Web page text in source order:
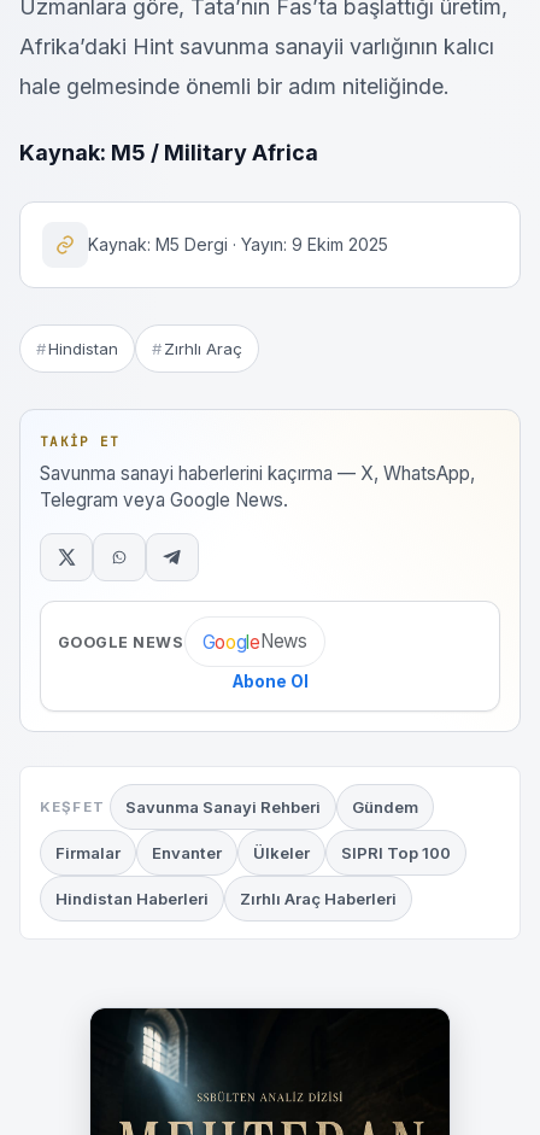
Uzmanlara göre, Tata’nın Fas’ta başlattığı üretim,
Afrika’daki Hint savunma sanayii varlığının kalıcı
hale gelmesinde önemli bir adım niteliğinde.
Kaynak: M5 / Military Africa
Kaynak: M5 Dergi · Yayın: 9 Ekim 2025
Hindistan Zırhlı Araç
TAKIP ET
Savunma sanayi haberlerini kaçırma — X, WhatsApp,
Telegram veya Google News.
GOOGLE NEWS GoogleNews
Abone Ol
KEŞFET Savunma Sanayi Rehberi Gündem
Firmalar Envanter Ülkeler SIPRI Top 100
Hindistan Haberleri Zırhlı Araç Haberleri